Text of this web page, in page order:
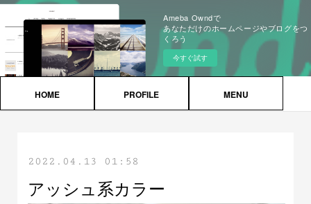
Ameba Owndで
あなただけのホームページやブログをつ
くろう
今すぐ試す
HOME PROFILE MENU
2022.04.13 01:58
アッシュ系カラー